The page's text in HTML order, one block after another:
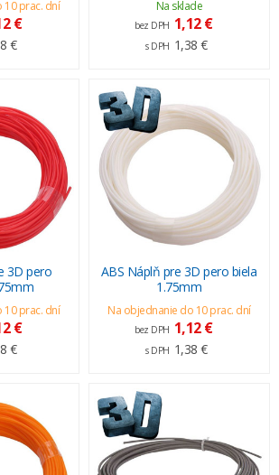
10 prac. dní
€
€
Na sklade
bez DPH 1,12 €
s DPH 1,38 €
3D pero
10 prac. dní
€
€
ABS Náplň pre 3D pero biela
1.75mm
Na objednanie do 10 prac. dní
bez DPH 1,12 €
s DPH 1,38 €